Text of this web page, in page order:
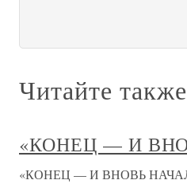
Читайте также
«КОНЕЦ — И
«КОНЕЦ — И ВНОВЬ